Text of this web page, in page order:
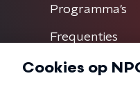
Programma's
Frequenties